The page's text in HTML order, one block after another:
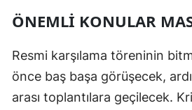
ÖNEMLİ KONULAR
Resmi karşılama töreninin
önce baş başa görüşecek,
arası toplantılara geçilecek.